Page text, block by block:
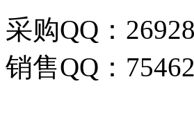
采购QQ：
销售QQ：